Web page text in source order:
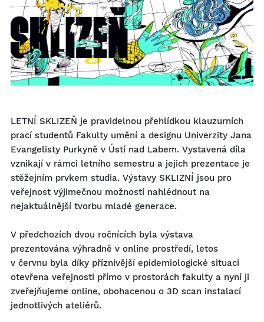
LETNÍ SKLIZEŇ je pravidelnou přehlídkou klauzurních
prací studentů Fakulty umění a designu Univerzity Jana
Evangelisty Purkyně v Ústí nad Labem. Vystavená díla
vznikají v rámci letního semestru a jejich prezentace je
stěžejním prvkem studia. Výstavy SKLIZNÍ jsou pro
veřejnost výjimečnou možností nahlédnout na
nejaktuálnější tvorbu mladé generace.
V předchozích dvou ročnících byla výstava
prezentována výhradně v online prostředí, letos
v červnu byla díky příznivější epidemiologické situaci
otevřena veřejnosti přímo v prostorách fakulty a nyní ji
zveřejňujeme online, obohacenou o 3D scan instalací
jednotlivých ateliérů.